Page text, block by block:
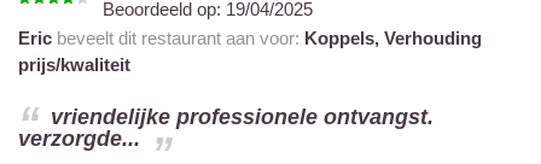
Beoordeeld op: 19/04/2025
Eric beveelt dit restaurant aan voor: Koppels, Verhouding
prijs/kwaliteit
vriendelijke professionele ontvangst.
verzorgde...